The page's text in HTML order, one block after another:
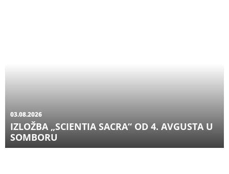
03.08.2026
IZLOŽBA „SCIENTIA SACRA“ OD 4. AVGUSTA U
SOMBORU